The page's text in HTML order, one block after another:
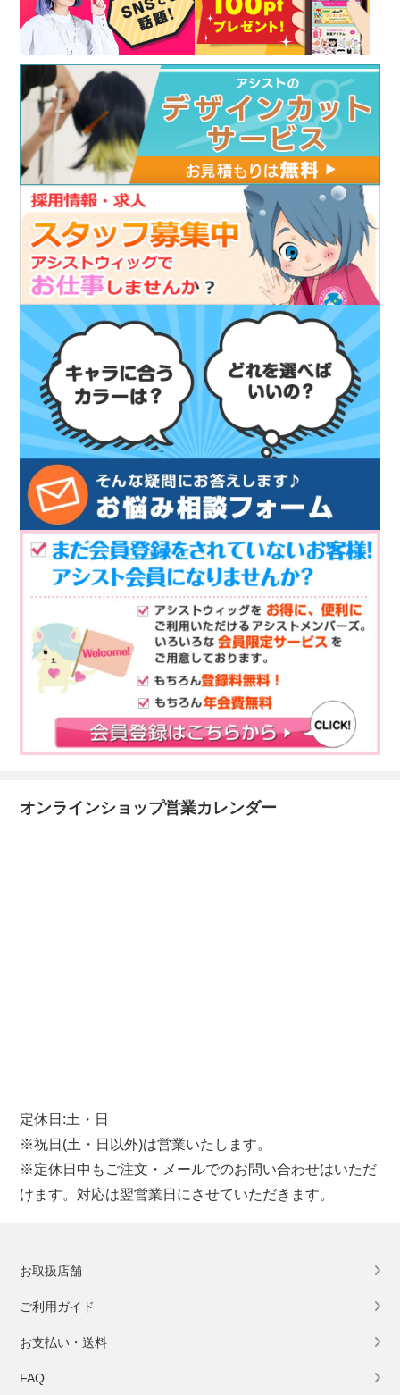
オンラインショップ営業カレンダー
定休日:土・日
※祝日(土・日以外)は営業いたします。
※定休日中もご注文・メールでのお問い合わせはいただ
けます。対応は翌営業日にさせていただきます。
お取扱店舗
ご利用ガイド
お支払い・送料
FAQ